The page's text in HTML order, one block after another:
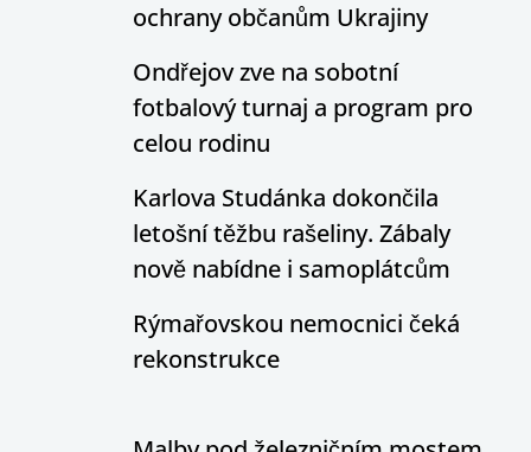
ochrany občanům Ukrajiny
Ondřejov zve na sobotní
fotbalový turnaj a program pro
celou rodinu
Karlova Studánka dokončila
letošní těžbu rašeliny. Zábaly
nově nabídne i samoplátcům
Rýmařovskou nemocnici čeká
rekonstrukce